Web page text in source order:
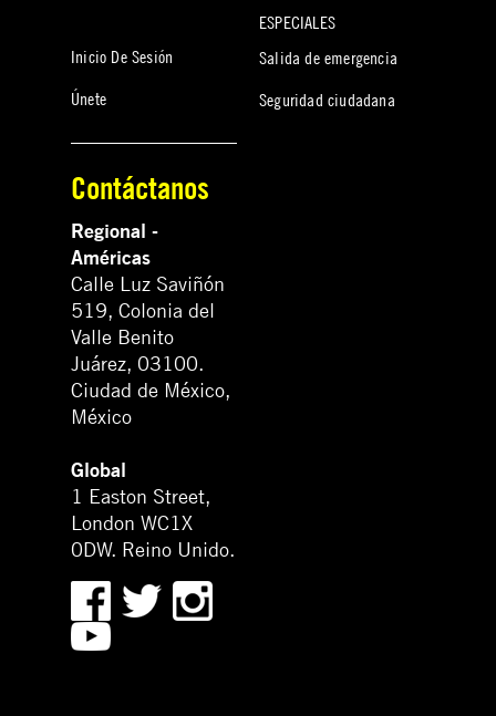
Inicio De Sesión
Únete
ESPECIALES
Salida de emergencia
Seguridad ciudadana
Contáctanos
Regional -
Américas
Calle Luz Saviñón
519, Colonia del
Valle Benito
Juárez, 03100.
Ciudad de México,
México
Global
1 Easton Street,
London WC1X
0DW. Reino Unido.